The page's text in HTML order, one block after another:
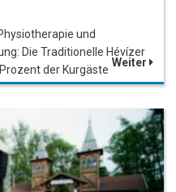
und
Die Traditionelle Hévízer
der Kurgäste
Weiter